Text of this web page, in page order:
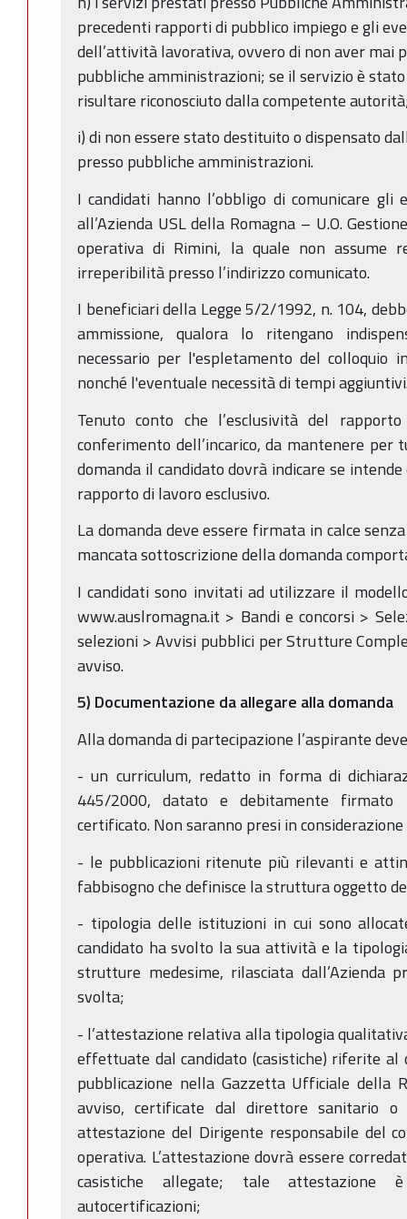
precedenti rapporti di pubblico impiego e gli
dell’attività lavorativa, ovvero di non aver mai
pubbliche amministrazioni; se il servizio è
risultare riconosciuto dalla competente
i) di non essere stato destituito o dispensato
presso pubbliche amministrazioni.
I candidati hanno l’obbligo di comunicare gli
all’Azienda USL della Romagna – U.O.
operativa di Rimini, la quale non assume
irreperibilità presso l’indirizzo comunicato.
I beneficiari della Legge 5/2/1992, n. 104,
ammissione, qualora lo ritengano
necessario per l'espletamento del colloquio
nonché l'eventuale necessità di tempi
Tenuto conto che l’esclusività del
conferimento dell’incarico, da mantenere per
domanda il candidato dovrà indicare se
rapporto di lavoro esclusivo.
La domanda deve essere firmata in calce
mancata sottoscrizione della domanda
I candidati sono invitati ad utilizzare il
www.auslromagna.it > Bandi e concorsi >
selezioni > Avvisi pubblici per Strutture
avviso.
5) Documentazione da allegare alla domanda
Alla domanda di partecipazione l’aspirante
- un curriculum, redatto in forma di
445/2000, datato e debitamente
certificato. Non saranno presi in
- le pubblicazioni ritenute più rilevanti e
fabbisogno che definisce la struttura oggetto
- tipologia delle istituzioni in cui sono
candidato ha svolto la sua attività e la
strutture medesime, rilasciata dall’Azienda
svolta;
- l’attestazione relativa alla tipologia
effettuate dal candidato (casistiche) riferite al
pubblicazione nella Gazzetta Ufficiale della
avviso, certificate dal direttore sanitario
attestazione del Dirigente responsabile del
operativa. L’attestazione dovrà essere
casistiche allegate; tale attestazione
autocertificazioni;